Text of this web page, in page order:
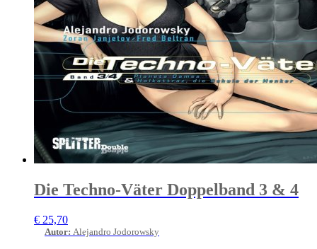
Die Techno-Väter Doppelband 3 & 4
€ 25,70
Autor: Alejandro Jodorowsky